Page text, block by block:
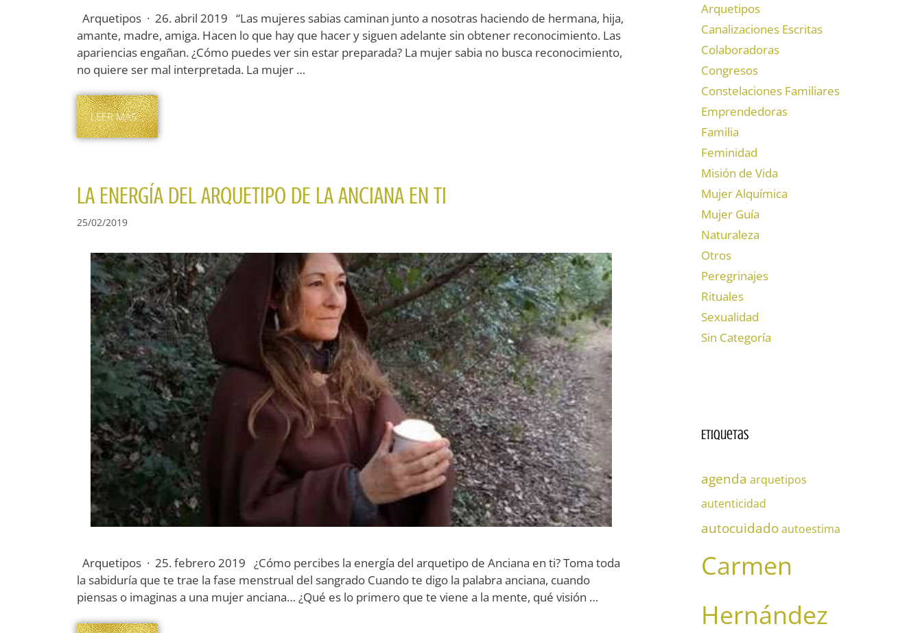
Arquetipos · 26. abril 2019 “Las mujeres sabias caminan junto a nosotras haciendo de hermana, hija,
amante, madre, amiga. Hacen lo que hay que hacer y siguen adelante sin obtener reconocimiento. Las
apariencias engañan. ¿Cómo puedes ver sin estar preparada? La mujer sabia no busca reconocimiento,
no quiere ser mal interpretada. La mujer …
LEER MÁS…
LA ENERGÍA DEL ARQUETIPO DE LA ANCIANA EN TI
25/02/2019
Arquetipos · 25. febrero 2019 ¿Cómo percibes la energía del arquetipo de Anciana en ti? Toma toda
la sabiduría que te trae la fase menstrual del sangrado Cuando te digo la palabra anciana, cuando
piensas o imaginas a una mujer anciana… ¿Qué es lo primero que te viene a la mente, qué visión …
Arquetipos
Canalizaciones Escritas
Colaboradoras
Congresos
Constelaciones Familiares
Emprendedoras
Familia
Feminidad
Misión de Vida
Mujer Alquímica
Mujer Guía
Naturaleza
Otros
Peregrinajes
Rituales
Sexualidad
Sin Categoría
Etiquetas
agenda arquetipos
autenticidad
autocuidadoautoestima
Carmen
Hernández